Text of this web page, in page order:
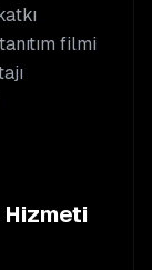
filmi
Hizmeti